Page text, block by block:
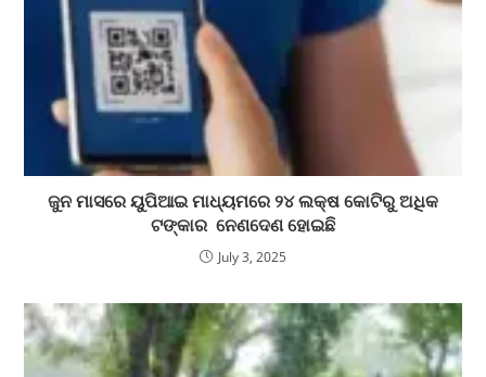
ଜୁନ ମାସରେ ୟୁପିଆଇ ମାଧ୍ୟମରେ ୨୪ ଲକ୍ଷ କୋଟିରୁ ଅଧିକ
ଟଙ୍କାର ନେଣଦେଣ ହୋଇଛି
July 3, 2025